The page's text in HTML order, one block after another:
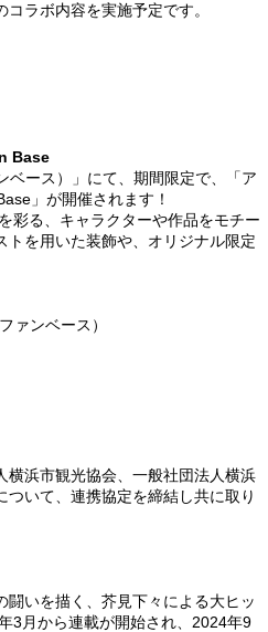
ラボ内容を実施予定です。
Base
ース）」にて、期間限定で、「ア
」が開催されます！
彩る、キャラクターや作品をモチー
を用いた装飾や、オリジナル限定
ァンベース）
横浜市観光協会、一般社団法人横浜
いて、連携協定を締結し共に取り
いを描く、芥見下々による大ヒッ
3月から連載が開始され、2024年9